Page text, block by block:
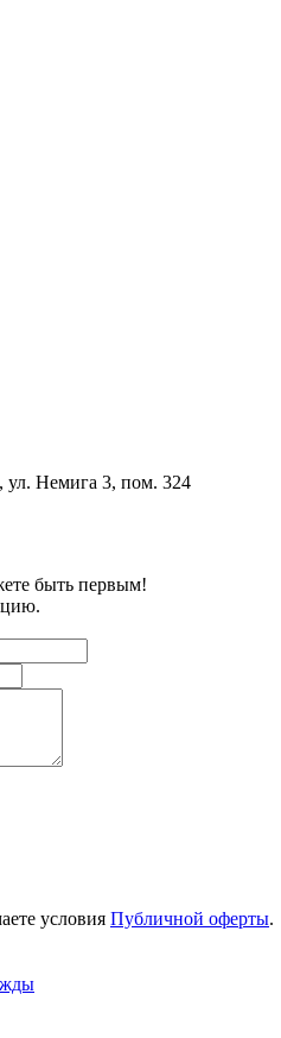
Немига 3, пом. 324
быть первым!
условия Публичной оферты.